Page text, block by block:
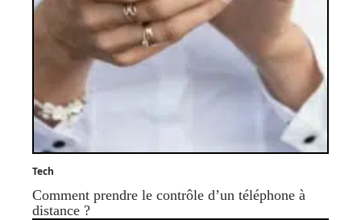
Tech
Comment prendre le contrôle d’un téléphone à
distance ?